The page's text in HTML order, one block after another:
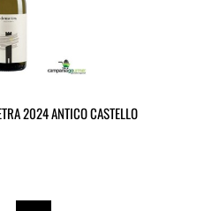
2024 ANTICO CASTELLO